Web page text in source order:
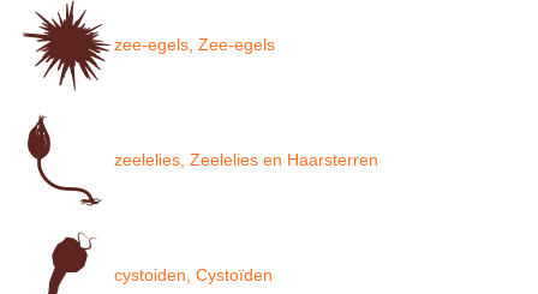
zee-egels, Zee-egels
zeelelies, Zeelelies en Haarsterren
cystoiden, Cystoïden